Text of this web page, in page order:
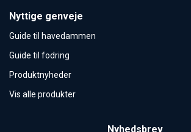
Nyttige genveje
Guide til havedammen
Guide til fodring
Produktnyheder
Vis alle produkter
Nyhedsbrev